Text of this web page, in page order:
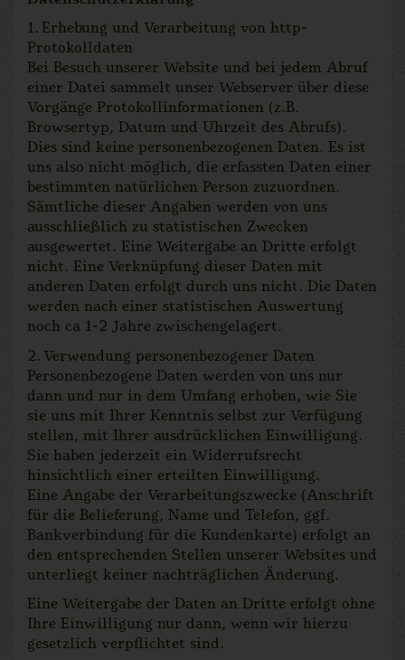
1. Erhebung und Verarbeitung von http-
Protokolldaten
Bei Besuch unserer Website und bei jedem Abruf
einer Datei sammelt unser Webserver über diese
Vorgänge Protokollinformationen (z.B.
Browsertyp, Datum und Uhrzeit des Abrufs).
Dies sind keine personenbezogenen Daten. Es ist
uns also nicht möglich, die erfassten Daten einer
bestimmten natürlichen Person zuzuordnen.
Sämtliche dieser Angaben werden von uns
ausschließlich zu statistischen Zwecken
ausgewertet. Eine Weitergabe an Dritte erfolgt
nicht. Eine Verknüpfung dieser Daten mit
anderen Daten erfolgt durch uns nicht. Die Daten
werden nach einer statistischen Auswertung
noch ca 1-2 Jahre zwischengelagert.
2. Verwendung personenbezogener Daten
Personenbezogene Daten werden von uns nur
dann und nur in dem Umfang erhoben, wie Sie
sie uns mit Ihrer Kenntnis selbst zur Verfügung
stellen, mit Ihrer ausdrücklichen Einwilligung.
Sie haben jederzeit ein Widerrufsrecht
hinsichtlich einer erteilten Einwilligung.
Eine Angabe der Verarbeitungszwecke (Anschrift
für die Belieferung, Name und Telefon, ggf.
Bankverbindung für die Kundenkarte) erfolgt an
den entsprechenden Stellen unserer Websites und
unterliegt keiner nachträglichen Änderung.
Eine Weitergabe der Daten an Dritte erfolgt ohne
Ihre Einwilligung nur dann, wenn wir hierzu
gesetzlich verpflichtet sind.